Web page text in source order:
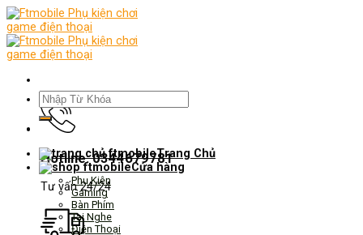
Hotline: 0344679781
Tư vấn 24/24
Tìm
kiếm:
Trang Chủ
Cửa hàng
Phụ Kiện
Gaming
Bàn Phím
Tai Nghe
Điện Thoại